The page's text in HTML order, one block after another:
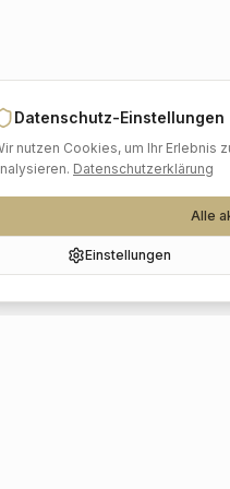
Datenschutz-Einstellungen
nutzen Cookies, um Ihr Erlebnis
Datenschutzerklärung
Alle
Einstellungen